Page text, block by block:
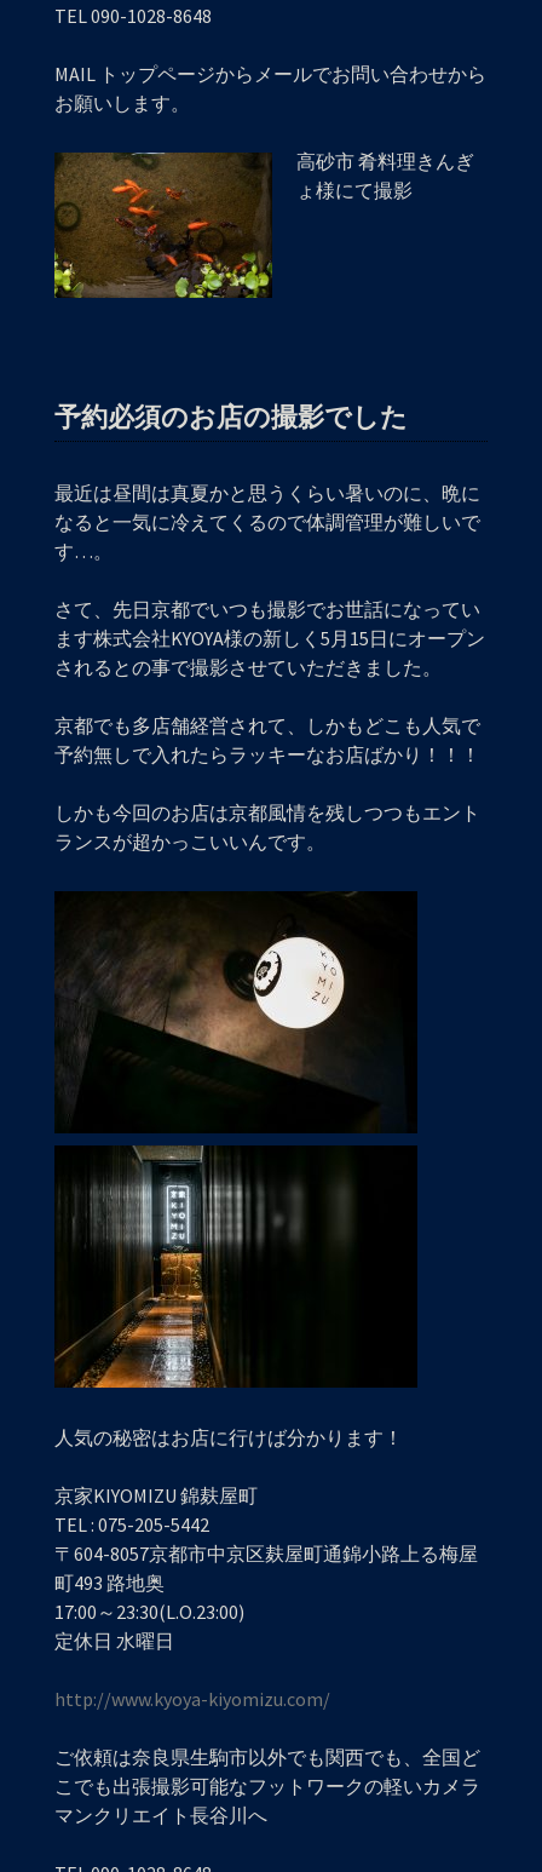
TEL 090-1028-8648
MAIL トップページからメールでお問い合わせから
お願いします。
高砂市 肴料理きんぎ
ょ様にて撮影
予約必須のお店の撮影でした
最近は昼間は真夏かと思うくらい暑いのに、晩に
なると一気に冷えてくるので体調管理が難しいで
す…。
さて、先日京都でいつも撮影でお世話になってい
ます株式会社KYOYA様の新しく5月15日にオープン
されるとの事で撮影させていただきました。
京都でも多店舗経営されて、しかもどこも人気で
予約無しで入れたらラッキーなお店ばかり！！！
しかも今回のお店は京都風情を残しつつもエント
ランスが超かっこいいんです。
人気の秘密はお店に行けば分かります！
京家KIYOMIZU 錦麸屋町
TEL : 075-205-5442
〒604-8057京都市中京区麸屋町通錦小路上る梅屋
町493 路地奥
17:00～23:30(L.O.23:00)
定休日 水曜日
http://www.kyoya-kiyomizu.com/
ご依頼は奈良県生駒市以外でも関西でも、全国ど
こでも出張撮影可能なフットワークの軽いカメラ
マンクリエイト長谷川へ